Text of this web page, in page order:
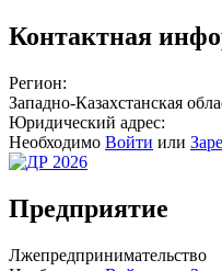
Контактная
Регион:
Западно-Казахстанская
Юридический адрес:
Необходимо Войти или
Предприятие
Лжепредпринимательство